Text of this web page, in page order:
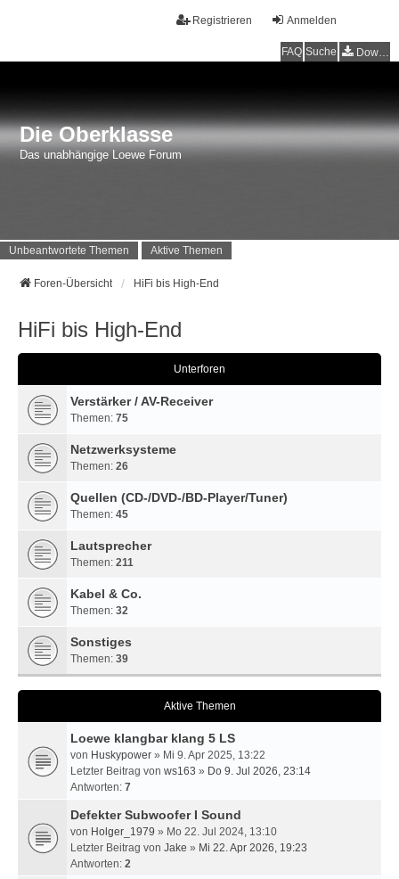
Anmelden
Registrieren
FAQ Suche Downloads
Die Oberklasse
Das unabhängige Loewe Forum
Unbeantwortete Themen Aktive Themen
Foren-Übersicht HiFi bis High-End
HiFi bis High-End
Unterforen
Verstärker / AV-Receiver
Themen: 75
Netzwerksysteme
Themen: 26
Quellen (CD-/DVD-/BD-Player/Tuner)
Themen: 45
Lautsprecher
Themen: 211
Kabel & Co.
Themen: 32
Sonstiges
Themen: 39
Aktive Themen
Loewe klangbar klang 5 LS
von Huskypower » Mi 9. Apr 2025, 13:22
Letzter Beitrag von ws163 » Do 9. Jul 2026, 23:14
Antworten: 7
Defekter Subwoofer I Sound
von Holger_1979 » Mo 22. Jul 2024, 13:10
Letzter Beitrag von Jake » Mi 22. Apr 2026, 19:23
Antworten: 2